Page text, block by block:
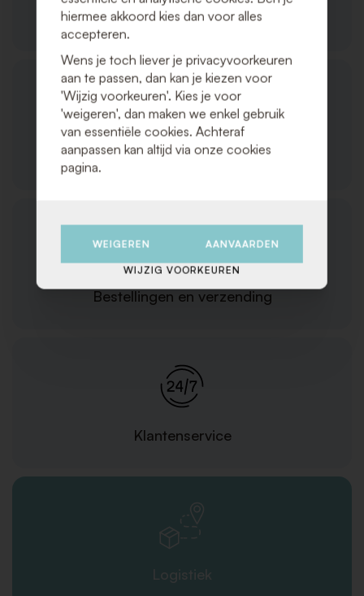
Algemeen
Producten/diensten
Bestellingen en verzending
Klantenservice
Logistiek
hiermee akkoord kies dan voor alles
accepteren.
Wens je toch liever je privacyvoorkeuren
aan te passen, dan kan je kiezen voor
'Wijzig voorkeuren'. Kies je voor
'weigeren', dan maken we enkel gebruik
van essentiële cookies. Achteraf
aanpassen kan altijd via onze cookies
pagina.
WEIGEREN AANVAARDEN
WIJZIG VOORKEUREN